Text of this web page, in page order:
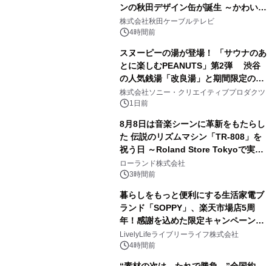
ンの秋田デザイン缶が誕生 ～かわいい
秋田犬の子犬と秋田の四季と名所を巡
るパッケージ～ 9月1日(火)秋田県内で
株式会社秋田ケーブルテレビ
4時間前
スヌーピーの湯が登場！ 「サウナのあ
とに楽しむPEANUTS」第2弾 渋谷
の人気銭湯「改良湯」と期間限定のコ
ラボレーション サウナイキタイコラ
ボグッズも発売決定！
株式会社ソニー・クリエイティブプロダクツ
1日前
8月8日は音楽シーンに革新をもたらし
た 伝説のリズムマシン「TR-808」を
祝う日 ～Roland Store Tokyoで実機
を展示しての 記念キャンペーンを開
催 英国ラジオ「NTS」の 特別プログ
アーティストを フィーチャーしたアニ
メーションを公開～
ローランド株式会社
3時間前
暮らしをもっと便利にする生活家電ブ
ランド「SOPPY」、楽天市場店5周
年！感謝を込めた限定キャンペーンを
8月10日より開催
LivelyLifeライブリーライフ株式会社
4時間前